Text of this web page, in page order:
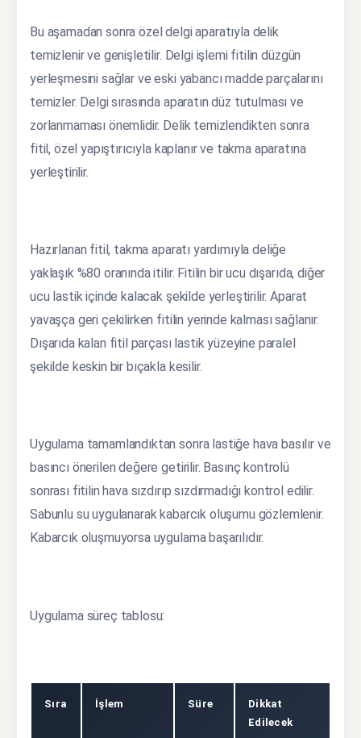
Bu aşamadan sonra özel delgi aparatıyla delik
temizlenir ve genişletilir. Delgi işlemi fitilin düzgün
yerleşmesini sağlar ve eski yabancı madde parçalarını
temizler. Delgi sırasında aparatın düz tutulması ve
zorlanmaması önemlidir. Delik temizlendikten sonra
fitil, özel yapıştırıcıyla kaplanır ve takma aparatına
yerleştirilir.
Hazırlanan fitil, takma aparatı yardımıyla deliğe
yaklaşık %80 oranında itilir. Fitilin bir ucu dışarıda, diğer
ucu lastik içinde kalacak şekilde yerleştirilir. Aparat
yavaşça geri çekilirken fitilin yerinde kalması sağlanır.
Dışarıda kalan fitil parçası lastik yüzeyine paralel
şekilde keskin bir bıçakla kesilir.
Uygulama tamamlandıktan sonra lastiğe hava basılır ve
basıncı önerilen değere getirilir. Basınç kontrolü
sonrası fitilin hava sızdırıp sızdırmadığı kontrol edilir.
Sabunlu su uygulanarak kabarcık oluşumu gözlemlenir.
Kabarcık oluşmuyorsa uygulama başarılıdır.
Uygulama süreç tablosu:
Sıra İşlem Süre
Dikkat
Edilecek